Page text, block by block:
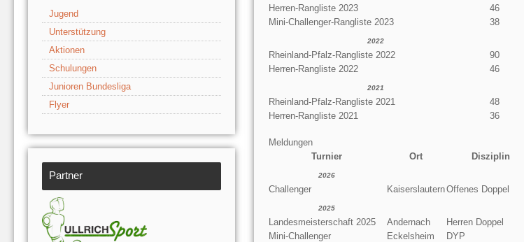
Jugend
Unterstützung
Aktionen
Schulungen
Junioren Bundesliga
Flyer
Partner
Herren-Rangliste 2023
46
Mini-Challenger-Rangliste 2023
38
2022
Rheinland-Pfalz-Rangliste 2022 90
Herren-Rangliste 2022
46
2021
Rheinland-Pfalz-Rangliste 2021 48
Herren-Rangliste 2021
36
Meldungen
Turnier
Ort Disziplin
2026
Challenger KaiserslauternOffenes Doppel
2025
Landesmeisterschaft 2025 Andernach Herren Doppel
Mini-Challenger
Eckelsheim DYP